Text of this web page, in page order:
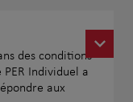
des conditions
Individuel a
aux